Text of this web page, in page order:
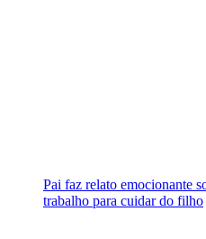
Pai faz relato emocionante
trabalho para cuidar do filho